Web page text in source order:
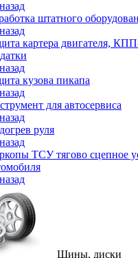
штатного
картера двигателя,
кузова пикапа
для автосервиса
руля
ТСУ тягово сцепное
Шины, диски